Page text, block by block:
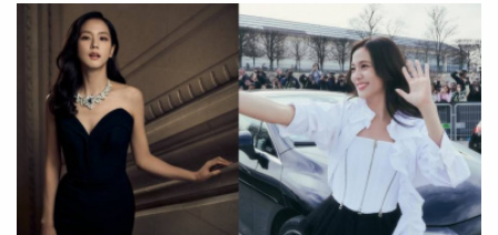
「萬里門市」，靈感來自於當地熱門海濱景點-萬里翡翠
灣，門市外觀以屋頂傾斜設計，在湛藍天空的背景襯托下，
如同風帆啟航行駛於大海，門市側面則以挑高立面設計，象
徵著風帆徜徉於海中的乘風破浪。（圖／品牌提供）
羅伯特•雷曼先生收藏多達60餘件，這也是其收藏畫作與素
描，首次在亞洲規模最大且完整於海外展出。展覽透過「身
體姿態」、「肖像與人物」、「徜徉自然」、「從城市到鄉
村」及「水岸風光」五大主題，探索法國繪畫與素描的生動
面貌。作品依年代順序排列，作品範圍從印象派、後印象派
到早期現代主義，跨越19世紀中葉至20世紀中葉，呈現一
世紀以來藝術家對這些主題的多元詮釋與演變，引領觀眾跨
越不同風格與媒材展開對話。展覽同時包含多位知名女性藝
Blossom色彩綻放、Flower Blossom繁花盛開、
HERITAGE EMBROIDERY精湛工藝，體現精緻面料、刺繡
工藝、裁縫剪裁與獨具匠心的創意。（圖／品牌提供）此次
展出一套於早春倫敦秀上可窺見的獨特作品，將經典格紋圖
案與精緻垂墜流蘇設計完美結合，採用了各式玻璃材質，如
不同顏色的刻面寶石、串珠和管珠，營造出閃耀奪目的視覺
效果。更令人驚嘆的是，義大利設計工坊需耗時約 3000 小
時才能完成一件作品，價格更高達350萬台幣，可見其珍貴